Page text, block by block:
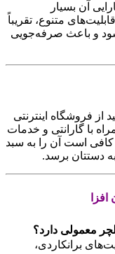
آن بسیار
متنوع، تقریباً
و باعث صرفه‌جویی
از فروشگاه اینترنتی
با گارانتی و خدمات
است آن را به سبد
دستتان برسد.
برانکاردی،